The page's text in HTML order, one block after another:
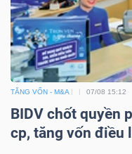
TĂNG VỐN - M&A 07/08 15:12
BIDV chốt quyền
cp, tăng vốn điều
SECTOR
NĂNG
LƯỢNG